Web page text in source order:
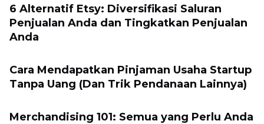
6 Alternatif Etsy: Diversifikasi Saluran
Penjualan Anda dan Tingkatkan Penjualan
Anda
Cara Mendapatkan Pinjaman Usaha Startup
Tanpa Uang (Dan Trik Pendanaan Lainnya)
Merchandising 101: Semua yang Perlu Anda